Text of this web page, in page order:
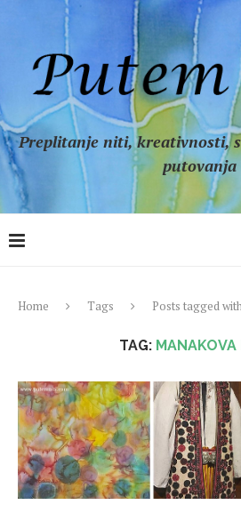
Preplitanje niti, kreativnosti,
putovanja
Home Tags Posts tagged
TAG: MANAKOVA